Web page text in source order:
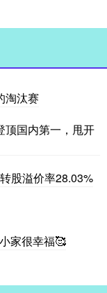
淘汰赛
顶国内第一，甩开
股溢价率28.03%
家很幸福🥰